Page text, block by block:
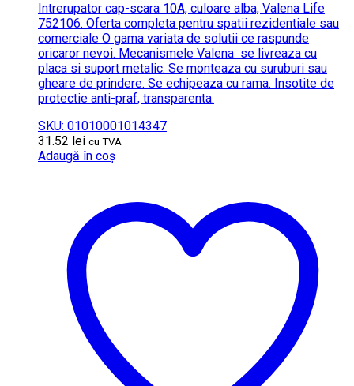
Intrerupator cap-scara 10A, culoare alba, Valena Life
752106. Oferta completa pentru spatii rezidentiale sau
comerciale O gama variata de solutii ce raspunde
oricaror nevoi. Mecanismele Valena se livreaza cu
placa si suport metalic. Se monteaza cu suruburi sau
gheare de prindere. Se echipeaza cu rama. Insotite de
protectie anti-praf, transparenta.
SKU: 01010001014347
31.52 lei cu TVA
Adaugă în coș